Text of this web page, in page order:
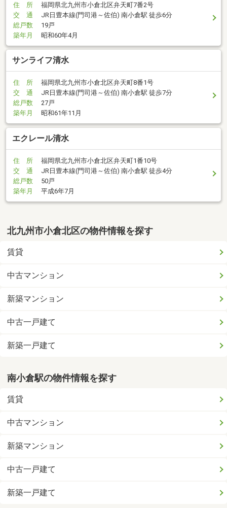
住 所
福岡県北九州市小倉北区弁天町7番2号
交 通
JR日豊本線(門司港～佐伯) 南小倉駅 徒歩6分
総戸数
19戸
築年月
昭和60年4月
サンライフ清水
住 所
福岡県北九州市小倉北区弁天町8番1号
交 通
JR日豊本線(門司港～佐伯) 南小倉駅 徒歩7分
総戸数
27戸
築年月
昭和61年11月
エクレール清水
住 所
福岡県北九州市小倉北区弁天町1番10号
交 通
JR日豊本線(門司港～佐伯) 南小倉駅 徒歩4分
総戸数
50戸
築年月
平成6年7月
北九州市小倉北区の物件情報を探す
賃貸
中古マンション
新築マンション
中古一戸建て
新築一戸建て
南小倉駅の物件情報を探す
賃貸
中古マンション
新築マンション
中古一戸建て
新築一戸建て